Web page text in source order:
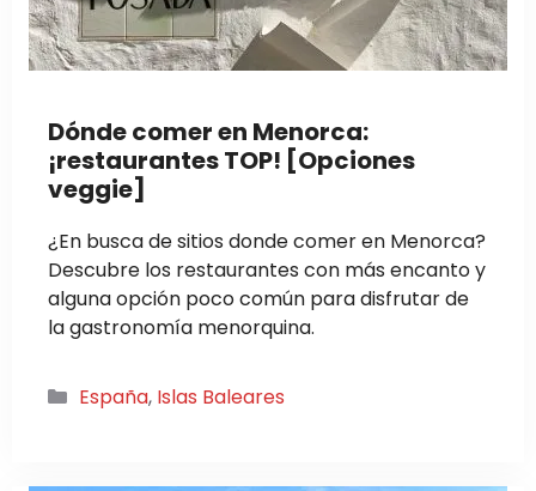
Dónde comer en Menorca:
¡restaurantes TOP! [Opciones
veggie]
¿En busca de sitios donde comer en Menorca?
Descubre los restaurantes con más encanto y
alguna opción poco común para disfrutar de
la gastronomía menorquina.
Categorías
España, Islas Baleares